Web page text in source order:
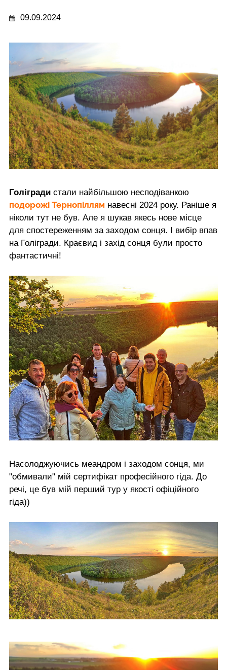
09.09.2024
Голігради стали найбільшою несподіванкою
подорожі Тернопіллям навесні 2024 року. Раніше я
ніколи тут не був. Але я шукав якесь нове місце
для спостереженням за заходом сонця. І вибір впав
на Голігради. Краєвид і захід сонця були просто
фантастичні!
Насолоджуючись меандром і заходом сонця, ми
"обмивали" мій сертифікат професійного гіда. До
речі, це був мій перший тур у якості офіційного
гіда))